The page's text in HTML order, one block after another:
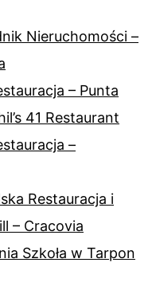
Nieruchomości –
– Punta
41 Restaurant
–
Restauracja i
– Cracovia
Szkoła w Tarpon